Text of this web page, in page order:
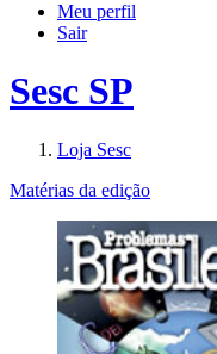
Meu perfil
Sair
Sesc SP
Loja Sesc
Matérias da edição